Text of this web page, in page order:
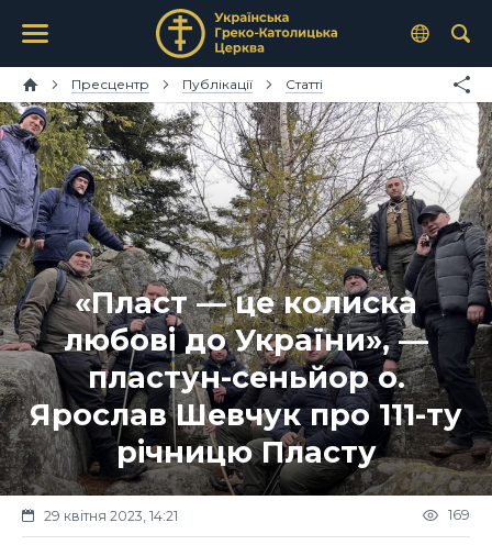
Пресцентр Публікації Статті
«Пласт — це колиска
любові до України», —
пластун-сеньйор о.
Ярослав Шевчук про 111-ту
річницю Пласту
29 квітня 2023, 14:21 169